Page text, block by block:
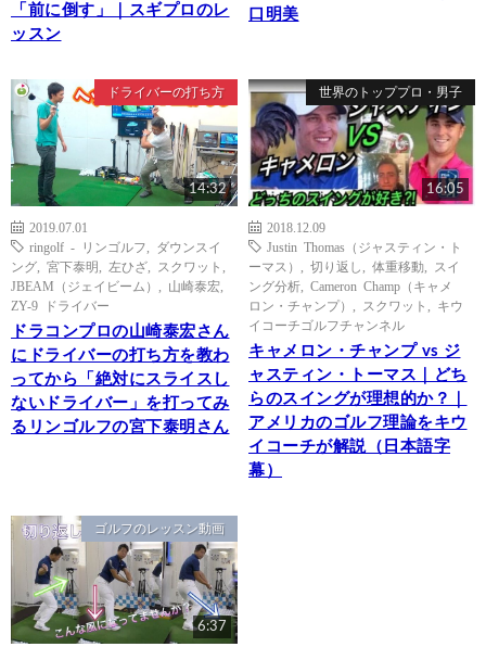
「前に倒す」｜スギプロのレ
ッスン
口明美
ドライバーの打ち方
14:32
2019.07.01
ringolf - リンゴルフ
ダウンスイ
ング
宮下泰明 左ひざ スクワット
JBEAM（ジェイビーム）
山崎泰宏
ZY-9 ドライバー
ドラコンプロの山崎泰宏さん
にドライバーの打ち方を教わ
ってから「絶対にスライスし
ないドライバー」を打ってみ
るリンゴルフの宮下泰明さん
世界のトッププロ・男子
16:05
2018.12.09
Justin Thomas（ジャスティン・ト
ーマス）
切り返し 体重移動
スイ
ング分析
Cameron Champ（キャメ
ロン・チャンプ）
スクワット
キウ
イコーチゴルフチャンネル
キャメロン・チャンプ vs ジ
ャスティン・トーマス｜どち
らのスイングが理想的か？｜
アメリカのゴルフ理論をキウ
イコーチが解説（日本語字
幕）
ゴルフのレッスン動画
6:37